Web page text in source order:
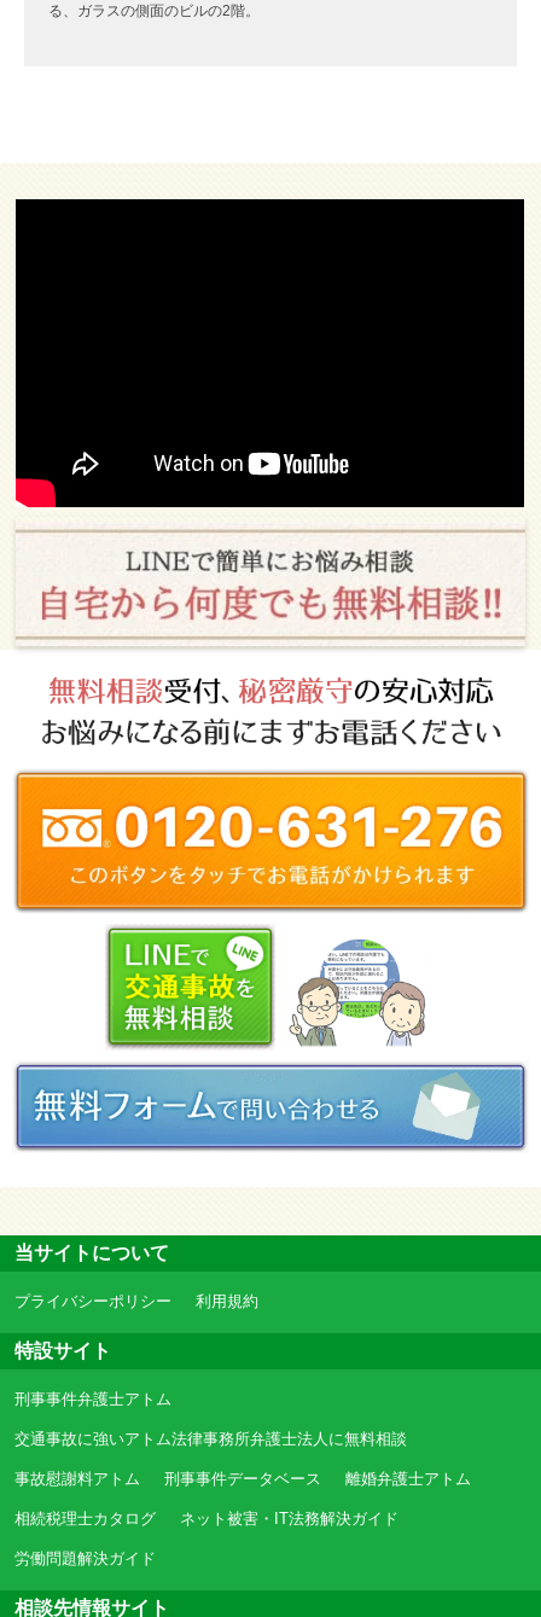
る、ガラスの側面のビルの2階。
当サイトについて
プライバシーポリシー 利用規約
特設サイト
刑事事件弁護士アトム
交通事故に強いアトム法律事務所弁護士法人に無料相談
事故慰謝料アトム 刑事事件データベース 離婚弁護士アトム
相続税理士カタログ ネット被害・IT法務解決ガイド
労働問題解決ガイド
相談先情報サイト